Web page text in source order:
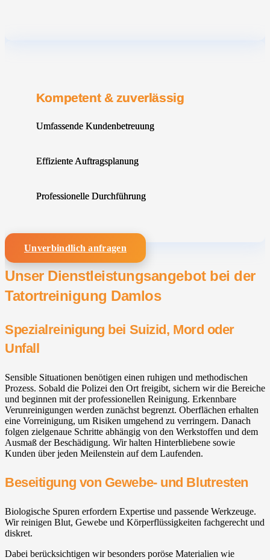
Kompetent & zuverlässig
Umfassende Kundenbetreuung
Effiziente Auftragsplanung
Professionelle Durchführung
Unverbindlich anfragen
Unser Dienstleistungsangebot bei der
Tatortreinigung Damlos
Spezialreinigung bei Suizid, Mord oder
Unfall
Sensible Situationen benötigen einen ruhigen und methodischen
Prozess. Sobald die Polizei den Ort freigibt, sichern wir die Bereiche
und beginnen mit der professionellen Reinigung. Erkennbare
Verunreinigungen werden zunächst begrenzt. Oberflächen erhalten
eine Vorreinigung, um Risiken umgehend zu verringern. Danach
folgen zielgenaue Schritte abhängig von den Werkstoffen und dem
Ausmaß der Beschädigung. Wir halten Hinterbliebene sowie
Kunden über jeden Meilenstein auf dem Laufenden.
Beseitigung von Gewebe- und Blutresten
Biologische Spuren erfordern Expertise und passende Werkzeuge.
Wir reinigen Blut, Gewebe und Körperflüssigkeiten fachgerecht und
diskret.
Dabei berücksichtigen wir besonders poröse Materialien wie